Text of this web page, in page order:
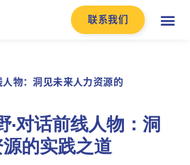
联系我们
物：洞见未来人力资源的
·对话前线人物：洞
的实践之道